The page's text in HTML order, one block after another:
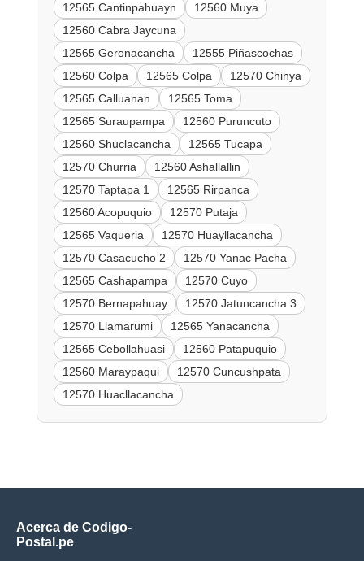
12565 Cantinpahuayn
12560 Muya
12560 Cabra Jaycuna
12565 Geronacancha
12555 Piñascochas
12560 Colpa
12565 Colpa
12570 Chinya
12565 Calluanan
12565 Toma
12565 Suraupampa
12560 Puruncuto
12560 Shuclacancha
12565 Tucapa
12570 Churria
12560 Ashallallin
12570 Taptapa 1
12565 Rirpanca
12560 Acopuquio
12570 Putaja
12565 Vaqueria
12570 Huayllacancha
12570 Casacucho 2
12570 Yanac Pacha
12565 Cashapampa
12570 Cuyo
12570 Bernapahuay
12570 Jatuncancha 3
12570 Llamarumi
12565 Yanacancha
12565 Cebollahuasi
12560 Patapuquio
12560 Maraypaqui
12570 Cuncushpata
12570 Huacllacancha
Acerca de Codigo-
Postal.pe